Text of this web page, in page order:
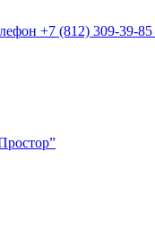
+7 (812) 309-39-85